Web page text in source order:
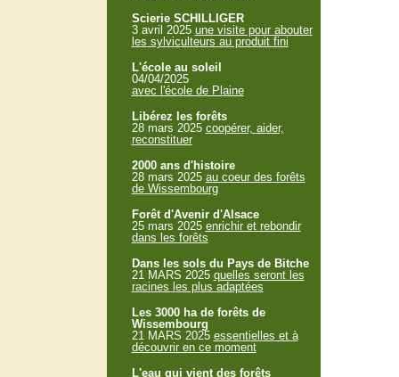
Scierie SCHILLIGER
3 avril 2025 une visite pour abouter
les sylviculteurs au produit fini
L'école au soleil
04/04/2025
avec l'école de Plaine
Libérez les forêts
28 mars 2025 coopérer, aider,
reconstituer
2000 ans d'histoire
28 mars 2025 au coeur des forêts
de Wissembourg
Forêt d'Avenir d'Alsace
25 mars 2025 enrichir et rebondir
dans les forêts
Dans les sols du Pays de Bitche
21 MARS 2025 quelles seront les
racines les plus adaptées
Les 3000 ha de forêts de
Wissembourg
21 MARS 2025 essentielles et à
découvrir en ce moment
L'eau qui vient des forêts